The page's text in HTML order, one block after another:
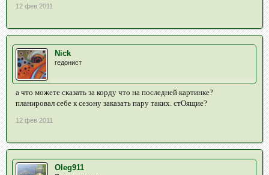
12 фев 2011
Nick
гедонист
а что можете сказать за корду что на последней картинке?
планировал себе к сезону заказать пару таких. стОящие?
12 фев 2011
Oleg911